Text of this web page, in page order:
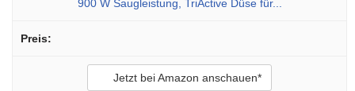
900 W Saugleistung, TriActive Düse für...
Jetzt bei Amazon anschauen*